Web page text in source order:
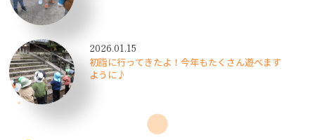
2026.01.15
初詣に行ってきたよ！今年もたくさん遊べます
ように♪